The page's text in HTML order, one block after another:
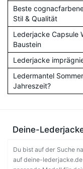
Beste
Stil & Qualität
Lederjacke Capsule
Baustein
Lederjacke
Ledermantel
Jahreszeit?
Deine-
Du bist auf der Suche
auf deine-